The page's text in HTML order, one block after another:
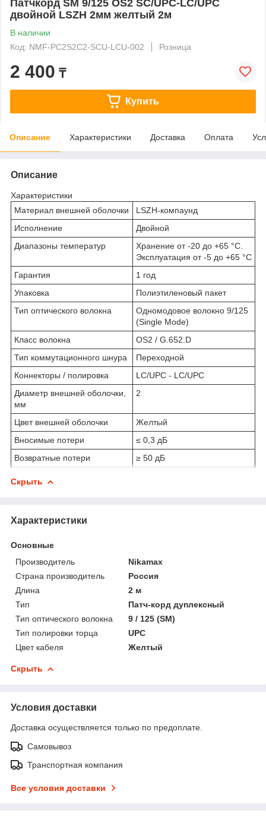
Патчкорд SM 9/125 OS2 SC/UPC-LC/UPC
двойной LSZH 2мм желтый 2м
В наличии
Код: NMF-PC2S2C2-SCU-LCU-002
Розница
2 400 ₸
Купить
Описание Характеристики Доставка Оплата
Описание
Характеристики
Материал внешней оболочки
LSZH-компаунд
Исполнение
Двойной
Диапазоны температур
Хранение от -20 до +65 °C.
Эксплуатация от -5 до +65 °C
Гарантия
1 год
Упаковка
Полиэтиленовый пакет
Тип оптического волокна
Одномодовое волокно 9/125
(Single Mode)
Класс волокна
OS2 / G.652.D
Тип коммутационного шнура
Переходной
Коннекторы / полировка
LC/UPC - LC/UPC
Диаметр внешней оболочки,
мм
2
Цвет внешней оболочки
Желтый
Вносимые потери
≤ 0,3 дБ
Возвратные потери
≥ 50 дБ
Скрыть
Характеристики
Основные
Производитель
Nikamax
Страна производитель
Россия
Длина
2 м
Тип
Патч-корд дуплексный
Тип оптического волокна
9 / 125 (SM)
Тип полировки торца
UPC
Цвет кабеля
Желтый
Скрыть
Условия доставки
Доставка осуществляется только по предоплате.
Самовывоз
Транспортная компания
Все условия доставки